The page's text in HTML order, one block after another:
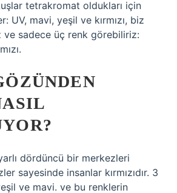
tetrakromat oldukları için
UV, mavi, yeşil ve kırmızı, biz
ve sadece üç renk görebiliriz:
dördüncü bir merkezleri
sayesinde insanlar kırmızıdır. 3
ve mavi. ve bu renklerin